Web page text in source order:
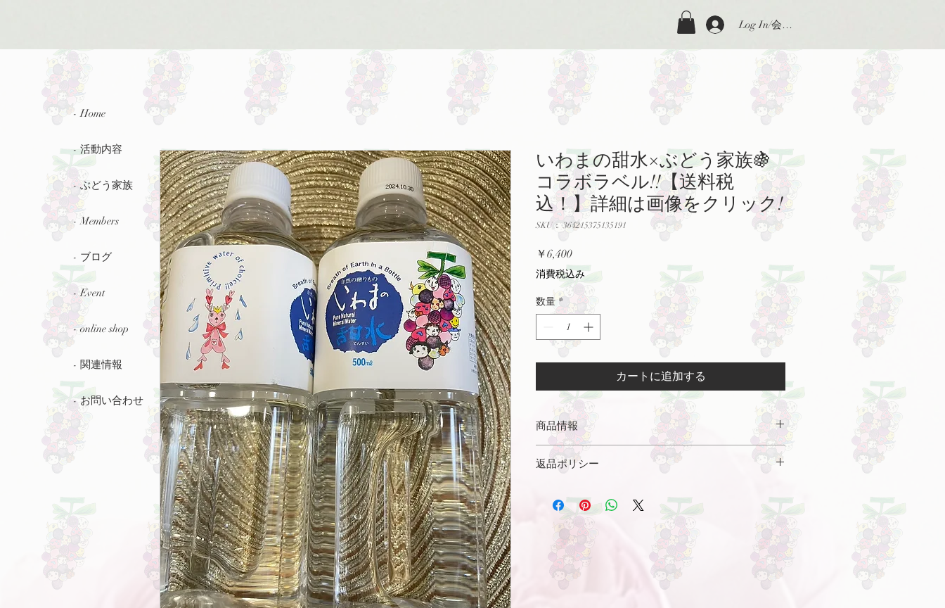
- Home
- 活動内容
- ぶどう家族
- Members
- ブログ
- Event
- online shop
- 関連情報
- お問い合わせ
Log In/会員登録
いわまの甜水×ぶどう家族🍇
コラボラベル!!【送料税
込！】詳細は画像をクリック!
SKU： 364215375135191
￥6,400価
格
消費税込み
数量 *
カートに追加する
商品情報
【販売ロット】
1ケース～（24本入り）
【容器の形状】
ペットボトル
【賞味期限】
製造日から90日 ～ 120日未満
【産地】
返品ポリシー
1 適用範囲
1.1 この返品ポリシー（「当ポリシー」）は、ぶどう家
族（「当社」）のウェブサイト（「当ウェブサイト」）
における商品（物品、権利、役務を含む。以下「商品」
という。）の販売若しくは提供に関する申込み及び契
約、並びにその撤回・解除・返品・返金・交換等に対し